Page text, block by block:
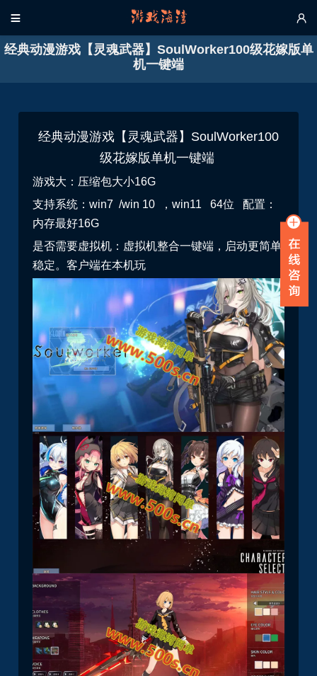
 
经典动漫游戏【灵魂武器】SoulWorker100级花嫁版单
机一键端
经典动漫游戏【灵魂武器】SoulWorker100
级花嫁版单机一键端
游戏大：压缩包大小16G
支持系统：win7 /win 10 ，win11 64位 配置：
内存最好16G
是否需要虚拟机：虚拟机整合一键端，启动更简单
稳定。客户端在本机玩